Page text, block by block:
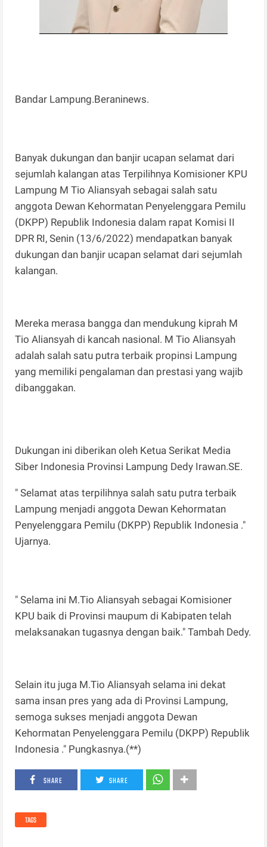
Bandar Lampung.Beraninews.
Banyak dukungan dan banjir ucapan selamat dari
sejumlah kalangan atas Terpilihnya Komisioner KPU
Lampung M Tio Aliansyah sebagai salah satu
anggota Dewan Kehormatan Penyelenggara Pemilu
(DKPP) Republik Indonesia dalam rapat Komisi II
DPR RI, Senin (13/6/2022) mendapatkan banyak
dukungan dan banjir ucapan selamat dari sejumlah
kalangan.
Mereka merasa bangga dan mendukung kiprah M
Tio Aliansyah di kancah nasional. M Tio Aliansyah
adalah salah satu putra terbaik propinsi Lampung
yang memiliki pengalaman dan prestasi yang wajib
dibanggakan.
Dukungan ini diberikan oleh Ketua Serikat Media
Siber Indonesia Provinsi Lampung Dedy Irawan.SE.
" Selamat atas terpilihnya salah satu putra terbaik
Lampung menjadi anggota Dewan Kehormatan
Penyelenggara Pemilu (DKPP) Republik Indonesia ."
Ujarnya.
" Selama ini M.Tio Aliansyah sebagai Komisioner
KPU baik di Provinsi maupum di Kabipaten telah
melaksanakan tugasnya dengan baik." Tambah Dedy.
Selain itu juga M.Tio Aliansyah selama ini dekat
sama insan pres yang ada di Provinsi Lampung,
semoga sukses menjadi anggota Dewan
Kehormatan Penyelenggara Pemilu (DKPP) Republik
Indonesia ." Pungkasnya.(**)
SHARE SHARE
TAGS